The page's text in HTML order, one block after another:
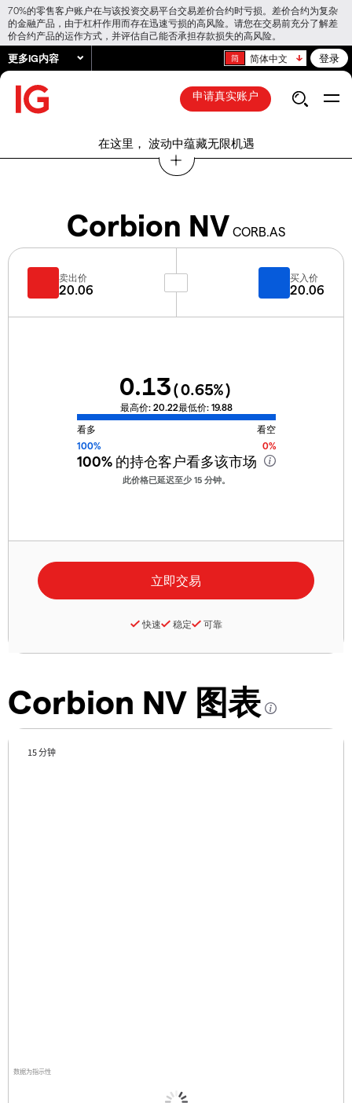
70%的零售客户账户在与该投资交易平台交易差价合约时亏损。差价合约为复杂
的金融产品，由于杠杆作用而存在迅速亏损的高风险。请您在交易前充分了解差
价合约产品的运作方式，并评估自己能否承担存款损失的高风险。
更多IG内容 简体中文 登录
申请真实账户
在这里， 波动中蕴藏无限机遇
Corbion NV CORB.AS
Corbion NV 图表
数据为指示性
15 分钟
卖出价
20.06
买入价
20.06
0.13(0.65%)
最高价: 20.22最低价: 19.88
看多
看空
100%
0%
100%的持仓客户看多该市场
此价格已延迟至少 15 分钟。
快速 稳定 可靠